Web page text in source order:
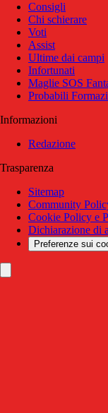
Consigli
Chi schierare
Voti
Assist
Ultime dai campi
Infortunati
Maglie SOS
Probabili
Informazioni
Redazione
Trasparenza
Sitemap
Community
Cookie Policy e
Dichiarazione di
Preferenze sui